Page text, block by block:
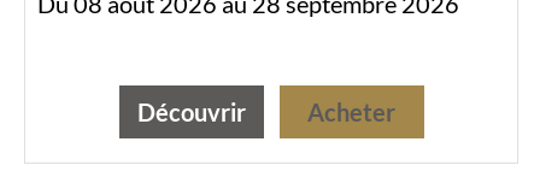
Découvrir Acheter